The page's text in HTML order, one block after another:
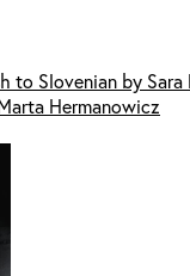
to Slovenian by
Hermanowicz